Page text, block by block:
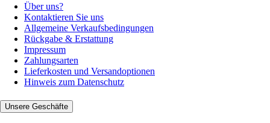
Über uns?
Kontaktieren Sie uns
Allgemeine Verkaufsbedingungen
Rückgabe & Erstattung
Impressum
Zahlungsarten
Lieferkosten und Versandoptionen
Hinweis zum Datenschutz
Unsere Geschäfte